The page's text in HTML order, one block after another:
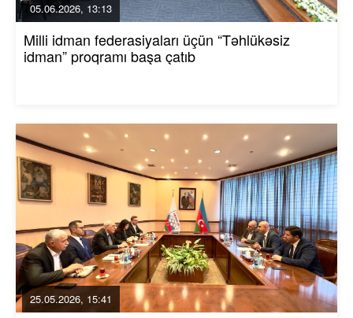
05.06.2026, 13:13
Milli idman federasiyaları üçün “Təhlükəsiz
idman” proqramı başa çatıb
25.05.2026, 15:41